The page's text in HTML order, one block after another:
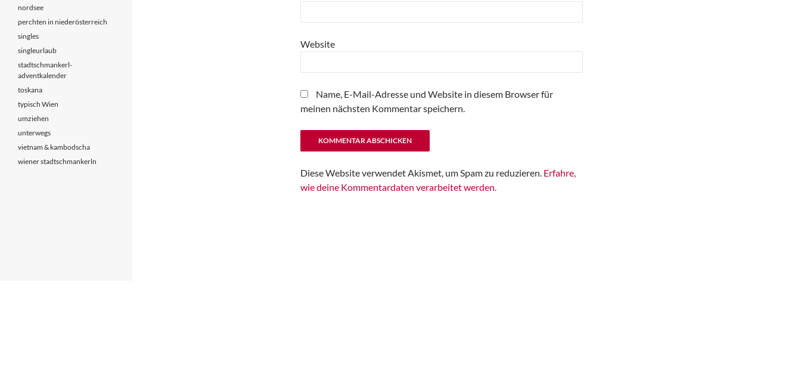
Website
Name, E-Mail-Adresse und Website in diesem Browser für
meinen nächsten Kommentar speichern.
Diese Website verwendet Akismet, um Spam zu reduzieren. Erfahre,
wie deine Kommentardaten verarbeitet werden.
nordsee
perchten in niederösterreich
singles
singleurlaub
stadtschmankerl-
adventkalender
toskana
typisch Wien
umziehen
unterwegs
vietnam & kambodscha
wiener stadtschmankerln